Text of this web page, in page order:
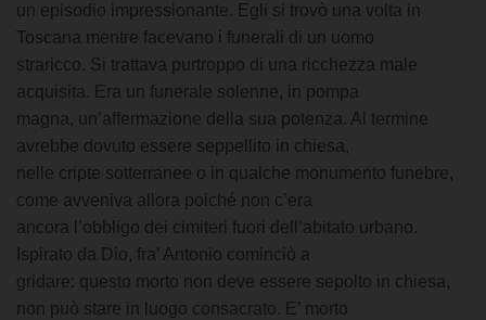
un episodio impressionante. Egli si trovò una volta in
Toscana mentre facevano i funerali di un uomo
straricco. Si trattava purtroppo di una ricchezza male
acquisita. Era un funerale solenne, in pompa
magna, un’affermazione della sua potenza. Al termine
avrebbe dovuto essere seppellito in chiesa,
nelle cripte sotterranee o in qualche monumento funebre,
come avveniva allora poiché non c’era
ancora l’obbligo dei cimiteri fuori dell’abitato urbano.
Ispirato da Dio, fra’ Antonio cominciò a
gridare: questo morto non deve essere sepolto in chiesa,
non può stare in luogo consacrato. E’ morto